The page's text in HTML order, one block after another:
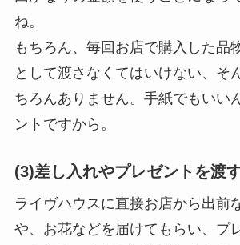
ね。
もちろん、毎回お店で購入した品
として渡さなくてはいけない、そ
ちろんありません。手紙でもいい
ントですから。
(3)差し入れやプレゼントを渡
ライヴハウスに直接お店から出前
や、お花などを届けてもらい、プ